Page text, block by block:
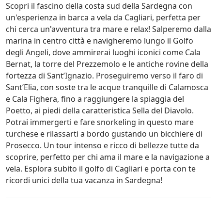
Scopri il fascino della costa sud della Sardegna con
un'esperienza in barca a vela da Cagliari, perfetta per
chi cerca un'avventura tra mare e relax! Salperemo dalla
marina in centro città e navigheremo lungo il Golfo
degli Angeli, dove ammirerai luoghi iconici come Cala
Bernat, la torre del Prezzemolo e le antiche rovine della
fortezza di Sant’Ignazio. Proseguiremo verso il faro di
Sant’Elia, con soste tra le acque tranquille di Calamosca
e Cala Fighera, fino a raggiungere la spiaggia del
Poetto, ai piedi della caratteristica Sella del Diavolo.
Potrai immergerti e fare snorkeling in questo mare
turchese e rilassarti a bordo gustando un bicchiere di
Prosecco. Un tour intenso e ricco di bellezze tutte da
scoprire, perfetto per chi ama il mare e la navigazione a
vela. Esplora subito il golfo di Cagliari e porta con te
ricordi unici della tua vacanza in Sardegna!